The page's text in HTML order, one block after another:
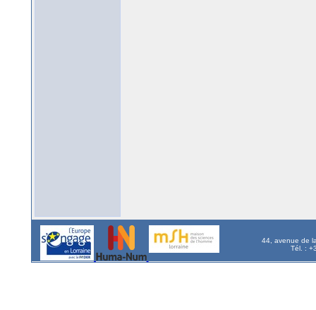
44, avenue de
Tél. :